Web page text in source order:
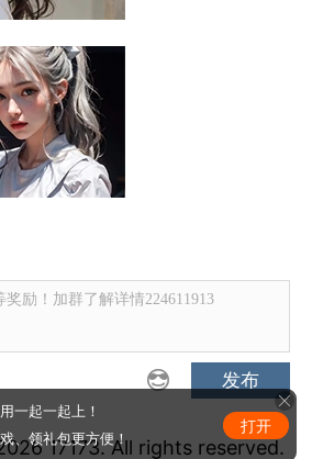
励！加群了解详情224611913
发布
17173. All rights reserved.
一起一起上！
、领礼包更方便！
打开